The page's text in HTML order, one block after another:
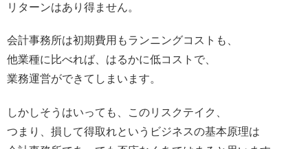
リターンはあり得ません。
会計事務所は初期費用もランニングコストも、
他業種に比べれば、はるかに低コストで、
業務運営ができてしまいます。
しかしそうはいっても、このリスクテイク、
つまり、損して得取れというビジネスの基本原理は